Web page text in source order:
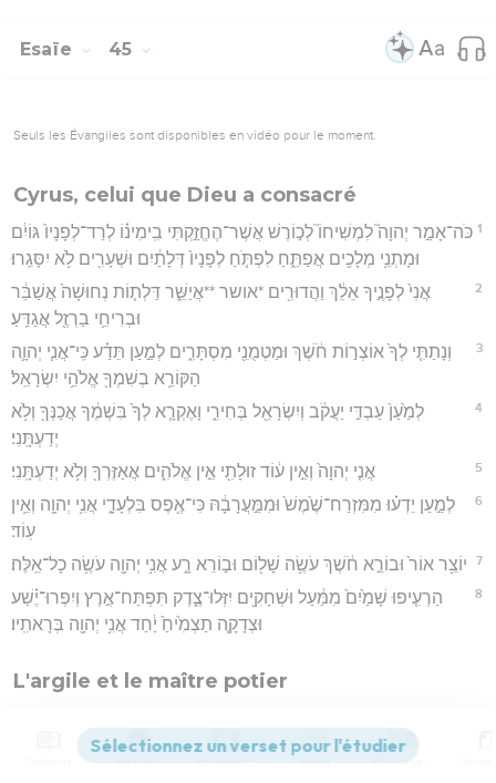
Esaïe 45
Seuls les Évangiles sont disponibles en vidéo pour le moment.
Cyrus, celui que Dieu a consacré
1 כֹּה־אָמַ֣ר יְהוָה֮ לִמְשִׁיחוֹ֮ לְכ֣וֹרֶשׁ אֲשֶׁר־הֶחֱזַ֣קְתִּי בִֽימִינ֗וֹ לְרַד־לְפָנָיו֙ גּוֹיִ֔ם
וּמָתְנֵ֥י מְלָכִ֖ים אֲפַתֵּ֑חַ לִפְתֹּ֤חַ לְפָנָיו֙ דְּלָתַ֔יִם וּשְׁעָרִ֖ים לֹ֥א יִסָּגֵֽרוּ׃
2
אֲנִי֙ לְפָנֶ֣יךָ אֵלֵ֔ךְ וַהֲדוּרִ֖ים *אושר **אֲיַשֵּׁ֑ר דַּלְת֤וֹת נְחוּשָׁה֙ אֲשַׁבֵּ֔ר
וּבְרִיחֵ֥י בַרְזֶ֖ל אֲגַדֵּֽעַ׃
3
וְנָתַתִּ֤י לְךָ֙ אוֹצְר֣וֹת חֹ֔שֶׁךְ וּמַטְמֻנֵ֖י מִסְתָּרִ֑ים לְמַ֣עַן תֵּדַ֗ע כִּֽי־אֲנִ֧י יְהוָ֛ה
הַקּוֹרֵ֥א בְשִׁמְךָ֖ אֱלֹהֵ֥י יִשְׂרָאֵֽל׃
4
לְמַ֙עַן֙ עַבְדִּ֣י יַעֲקֹ֔ב וְיִשְׂרָאֵ֖ל בְּחִירִ֑י וָאֶקְרָ֤א לְךָ֙ בִּשְׁמֶ֔ךָ אֲכַנְּךָ֖ וְלֹ֥א
יְדַעְתָּֽנִי׃
5 אֲנִ֤י יְהוָה֙ וְאֵ֣ין ע֔וֹד זוּלָתִ֖י אֵ֣ין אֱלֹהִ֑ים אֲאַזֶּרְךָ֖ וְלֹ֥א יְדַעְתָּֽנִי׃
6
לְמַ֣עַן יֵדְע֗וּ מִמִּזְרַח־שֶׁ֙מֶשׁ֙ וּמִמַּ֣עֲרָבָ֔הּ כִּי־אֶ֖פֶס בִּלְעָדָ֑י אֲנִ֥י יְהוָ֖ה וְאֵ֥ין
עֽוֹד׃
7 יוֹצֵ֥ר אוֹר֙ וּבוֹרֵ֣א חֹ֔שֶׁךְ עֹשֶׂ֥ה שָׁל֖וֹם וּב֣וֹרֵא רָ֑ע אֲנִ֥י יְהוָ֖ה עֹשֶׂ֥ה כָל־אֵֽלֶּה׃
8
הַרְעִ֤יפוּ שָׁמַ֙יִם֙ מִמַּ֔עַל וּשְׁחָקִ֖ים יִזְּלוּ־צֶ֑דֶק תִּפְתַּח־אֶ֣רֶץ וְיִפְרוּ־יֶ֗שַׁע
וּצְדָקָ֤ה תַצְמִ֙יחַ֙ יַ֔חַד אֲנִ֥י יְהוָ֖ה בְּרָאתִֽיו׃
L'argile et le maître potier
מַֽה־תַּעֲשֶׂ֔ה וּפָעָלְךָ֖ אֵין־יָדַ֥יִם לֽוֹ׃
Versions Commentaires Strong